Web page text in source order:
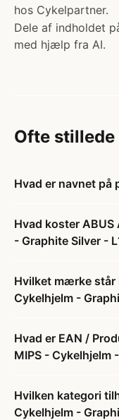
hos Cykelpartner.
Dele af indholdet
med hjælp fra AI.
Ofte stillede
Hvad er navnet på
Hvad koster ABUS
- Graphite Silver -
Hvilket mærke står
Cykelhjelm -
Hvad er EAN /
MIPS - Cykelhjelm
Hvilken kategori
Cykelhjelm -